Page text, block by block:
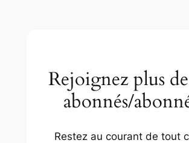
Rejoignez plus
abonnés/
Restez au courant de tout